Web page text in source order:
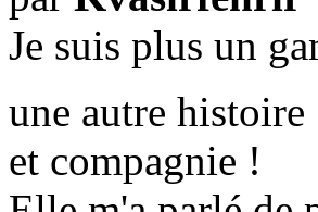
Je suis plus un
une autre histoire
et compagnie !